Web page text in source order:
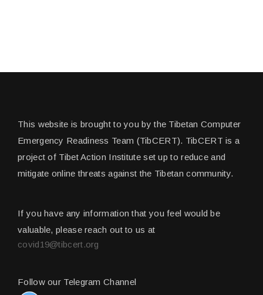
This website is brought to you by the Tibetan Computer
Emergency Readiness Team (TibCERT). TibCERT is a
project of Tibet Action Institute set up to reduce and
mitigate online threats against the Tibetan community.
If you have any information that you feel would be
valuable, please reach out to us at
covid19@tibcert.org
Follow our Telegram Channel